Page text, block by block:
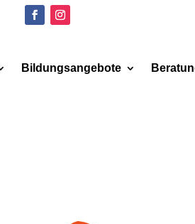
Bildungsangebote